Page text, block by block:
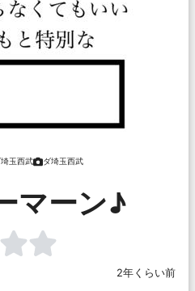
埼玉西武 ダ埼玉西武
マーン♪
2年くらい前